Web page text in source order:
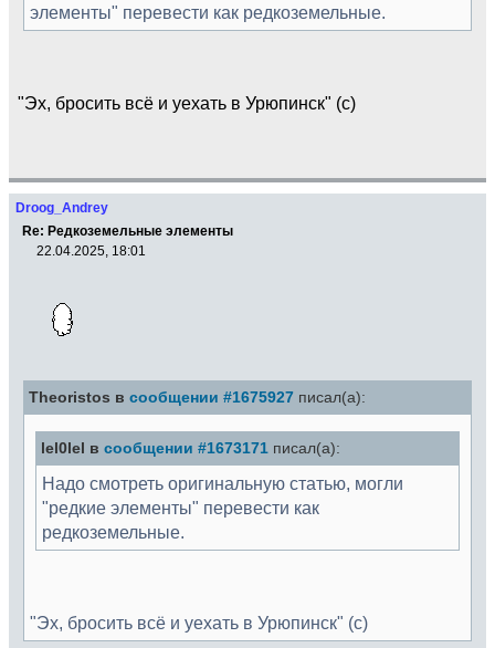
элементы" перевести как редкоземельные.
"Эх, бросить всё и уехать в Урюпинск" (с)
Droog_Andrey
Re: Редкоземельные элементы
22.04.2025, 18:01
Theoristos в сообщении #1675927 писал(а):
lel0lel в сообщении #1673171 писал(а):
Надо смотреть оригинальную статью, могли
"редкие элементы" перевести как
редкоземельные.
"Эх, бросить всё и уехать в Урюпинск" (с)